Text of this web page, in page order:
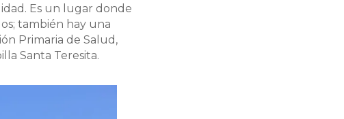
Es un lugar donde
también hay una
Primaria de Salud,
Santa Teresita.